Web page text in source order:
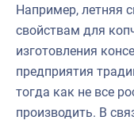
Например, летняя
свойствам для
изготовления
предприятия
тогда как не все
производить. В